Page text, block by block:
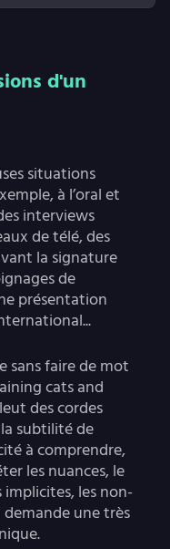
d'un
situations
à l’oral et
interviews
de télé, des
la signature
de
présentation
sans faire de mot
cats and
des cordes
subtilité de
à comprendre,
les nuances, le
implicites, les non-
demande une très